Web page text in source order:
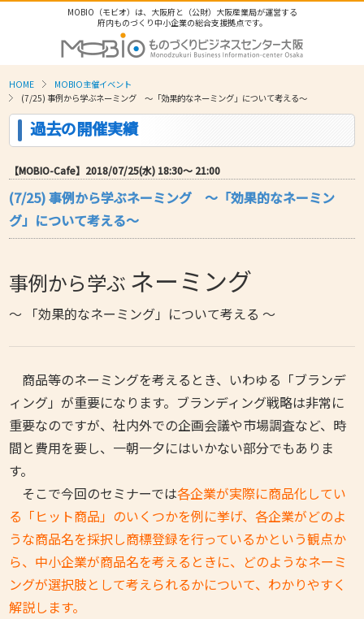
MOBIO（モビオ）は、大阪府と（公財）大阪産業局が運営する
府内ものづくり中小企業の総合支援拠点です。
HOME
MOBIO主催イベント
(7/25) 事例から学ぶネーミング ～「効果的なネーミング」について考える～
過去の開催実績
【MOBIO-Cafe】2018/07/25(水) 18:30〜 21:00
(7/25) 事例から学ぶネーミング ～「効果的なネーミン
グ」について考える～
事例から学ぶ ネーミング
～ 「効果的なネーミング」について考える ～
商品等のネーミングを考えるとき、いわゆる「ブランデ
ィング」が重要になります。ブランディング戦略は非常に
重要なのですが、社内外での企画会議や市場調査など、時
間と費用を要し、一朝一夕にはいかない部分でもありま
す。
そこで今回のセミナーでは各企業が実際に商品化してい
る「ヒット商品」のいくつかを例に挙げ、各企業がどのよ
うな商品名を採択し商標登録を行っているかという観点か
ら、中小企業が商品名を考えるときに、どのようなネーミ
ングが選択肢として考えられるかについて、わかりやすく
解説します。